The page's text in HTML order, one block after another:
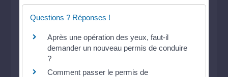
Questions ? Réponses !
Après une opération des yeux, faut-il
demander un nouveau permis de conduire
?
Comment passer le permis de